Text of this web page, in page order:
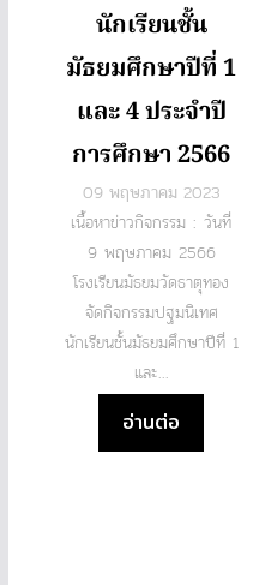
นักเรียนชั้น
มัธยมศึกษาปีที่ 1
และ 4 ประจำปี
การศึกษา 2566
09 พฤษภาคม 2023
เนื้อหาข่าวกิจกรรม : วันที่
9 พฤษภาคม 2566
โรงเรียนมัธยมวัดธาตุทอง
จัดกิจกรรมปฐมนิเทศ
นักเรียนชั้นมัธยมศึกษาปีที่ 1
และ...
อ่านต่อ